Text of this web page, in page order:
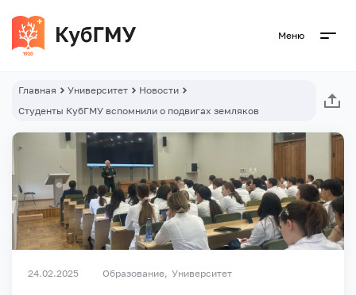
Меню
Главная Университет
Новости
Студенты КубГМУ вспомнили о подвигах земляков
24.02.2025 Образование Университет